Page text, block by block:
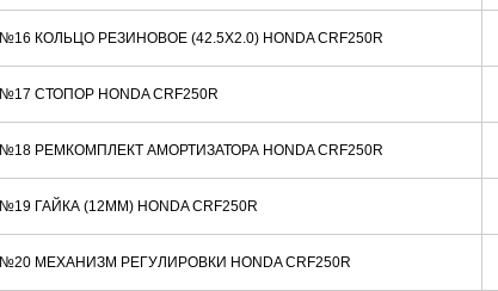
№16 КОЛЬЦО РЕЗИНОВОЕ (42.5X2.0) HONDA CRF250R
№17 СТОПОР HONDA CRF250R
№18 РЕМКОМПЛЕКТ АМОРТИЗАТОРА HONDA CRF250R
№19 ГАЙКА (12MM) HONDA CRF250R
№20 МЕХАНИЗМ РЕГУЛИРОВКИ HONDA CRF250R